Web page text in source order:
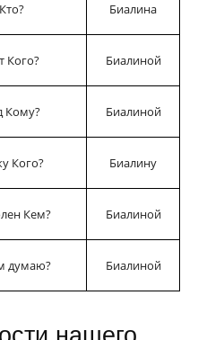
Кто? Биалина
Кого? Биалиной
Кому? Биалиной
Кого? Биалину
Кем? Биалиной
думаю? Биалиной